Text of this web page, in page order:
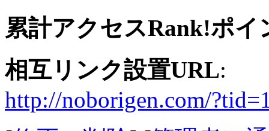
累計アクセスRank!ポイ
相互リンク設置URL:
http://noborigen.com/